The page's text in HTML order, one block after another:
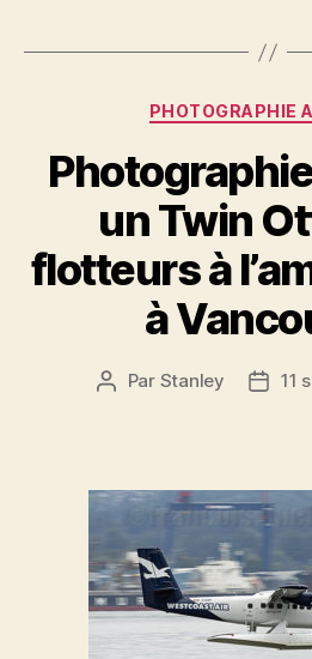
PHOTOGRAPHIE
un Twin
flotteurs à
à
Auteur
Par Stanley
Date
11